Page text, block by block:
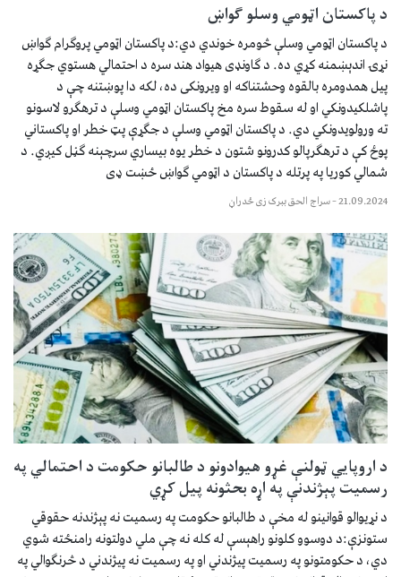
د پاکستان اټومي وسلو ګواښ
د پاکستان اټومي وسلې څومره خوندي دي:د پاکستان اټومي پروګرام ګواښ
نړۍ اندېښمنه کړي ده. د ګاونډی هیواد هند سره د احتمالي هستوي جګړه
پیل همدومره بالقوه وحشتناکه او ویرونکی ده، لکه دا پوښتنه چې د
پاشلکیدونکي او له سقوط سره مخ پاکستان اټومي وسلې د ترهګرو لاسونو
ته ورولویدونکي دي. د پاکستان اټومي وسلې د جګړې پټ خطر او پاکستاني
پوځ کې د ترهګرپالو کدرونو شتون د خطر یوه بیساري سرچېنه ګڼل کیږي. د
شمالي کوریا په پرتله د پاکستان د اټومي ګواښ ځښت ډی
21.09.2024
–سراج الحق ببرک زی ځدراڼ
د اروپایي ټولنې غړو هیوادونو د طالبانو حکومت د احتمالي په
رسمیت پېژندنې په اړه بحثونه پیل کړي
د نړیوالو قوانینو له مخې د طالبانو حکومت په رسمیت نه پېژندنه حقوقي
ستونزې:د دوسوو کلونو راهېسې له کله نه چې ملي دولتونه رامنځته شوي
دي، د حکومتونو په رسمیت پیژندني او په رسمیت نه پیژندني د څرنګوالي په